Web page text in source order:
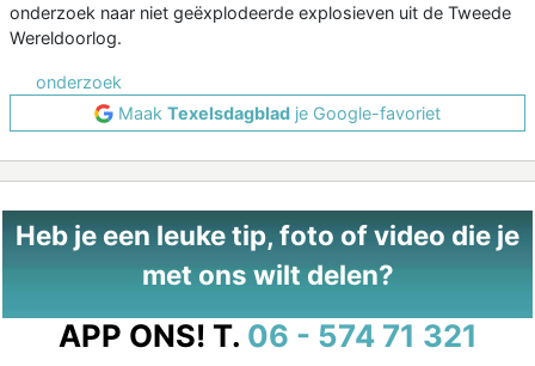
onderzoek naar niet geëxplodeerde explosieven uit de Tweede
Wereldoorlog.
onderzoek
Maak Texelsdagblad je Google-favoriet
Heb je een leuke tip, foto of video die je
met ons wilt delen?
APP ONS! T. 06 - 574 71 321